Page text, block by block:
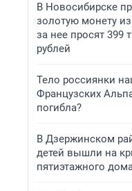
В Новосибирске
золотую монету
за нее просят 399
рублей
Тело россиянки
Французских
погибла?
В Дзержинском
детей вышли на
пятиэтажного